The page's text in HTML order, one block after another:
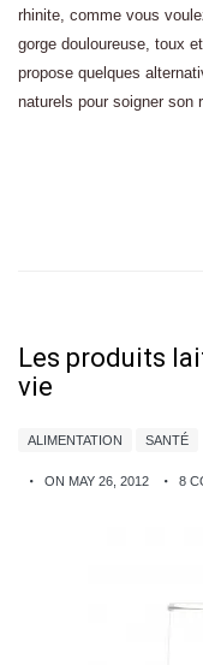
rhinite, comme vous
gorge douloureuse, toux
propose quelques
naturels pour soigner son
Les produits
vie
ALIMENTATION SANTÉ
ON MAY 26, 2012 8